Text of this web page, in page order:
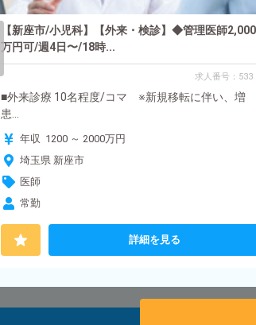
【新座市/小児科】【外来・検診】◆管理医師2,000
万円可/週4日〜/18時...
求人番号：533
■外来診療 10名程度/コマ ※新規移転に伴い、増
患...
年収 1200 ～ 2000万円
埼玉県 新座市
医師
常勤
詳細を見る